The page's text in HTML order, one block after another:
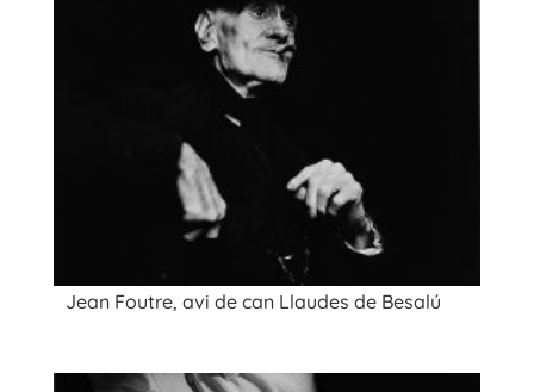
Jean Foutre, avi de can Llaudes de Besalú